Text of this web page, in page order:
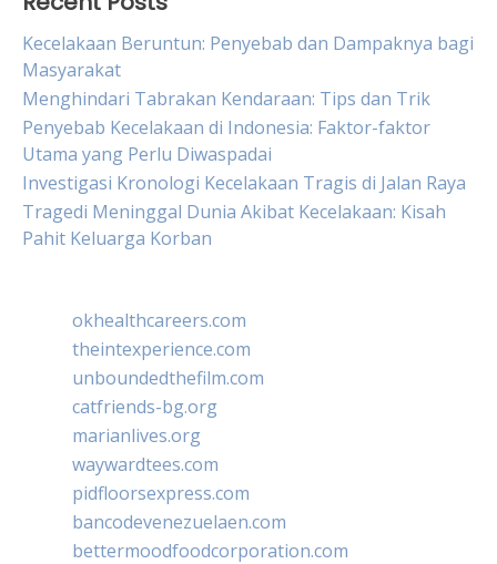
Kecelakaan Beruntun: Penyebab dan Dampaknya bagi
Masyarakat
Menghindari Tabrakan Kendaraan: Tips dan Trik
Penyebab Kecelakaan di Indonesia: Faktor-faktor
Utama yang Perlu Diwaspadai
Investigasi Kronologi Kecelakaan Tragis di Jalan Raya
Tragedi Meninggal Dunia Akibat Kecelakaan: Kisah
Pahit Keluarga Korban
okhealthcareers.com
theintexperience.com
unboundedthefilm.com
catfriends-bg.org
marianlives.org
waywardtees.com
pidfloorsexpress.com
bancodevenezuelaen.com
bettermoodfoodcorporation.com